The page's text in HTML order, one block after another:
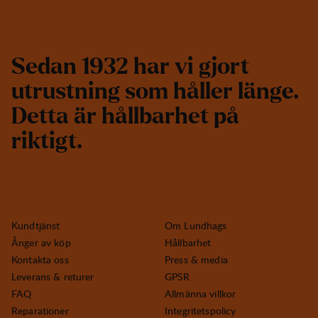
Sedan 1932 har vi gjort
utrustning som håller länge.
Detta är hållbarhet på
riktigt.
Kundtjänst
Ånger av köp
Kontakta oss
Leverans & returer
FAQ
Reparationer
Om Lundhags
Hållbarhet
Press & media
GPSR
Allmänna villkor
Integritetspolicy